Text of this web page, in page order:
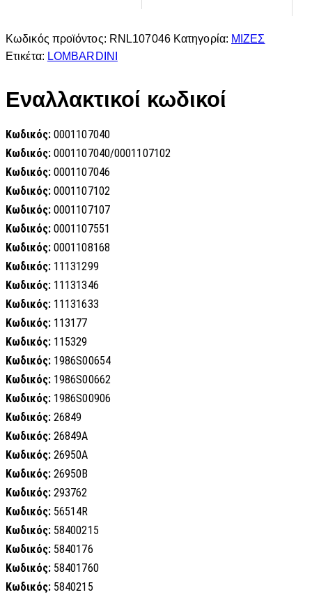
Κωδικός προϊόντος: RNL107046 Κατηγορία: ΜΙΖΕΣ
Ετικέτα: LOMBARDINI
Εναλλακτικοί κωδικοί
Κωδικός: 0001107040
Κωδικός: 0001107040/0001107102
Κωδικός: 0001107046
Κωδικός: 0001107102
Κωδικός: 0001107107
Κωδικός: 0001107551
Κωδικός: 0001108168
Κωδικός: 11131299
Κωδικός: 11131346
Κωδικός: 11131633
Κωδικός: 113177
Κωδικός: 115329
Κωδικός: 1986S00654
Κωδικός: 1986S00662
Κωδικός: 1986S00906
Κωδικός: 26849
Κωδικός: 26849A
Κωδικός: 26950A
Κωδικός: 26950B
Κωδικός: 293762
Κωδικός: 56514R
Κωδικός: 58400215
Κωδικός: 5840176
Κωδικός: 58401760
Κωδικός: 5840215